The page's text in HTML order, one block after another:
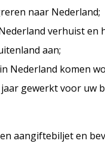
naar Nederland;
verhuist en
aan;
Nederland komen
gewerkt voor uw
aangiftebiljet en